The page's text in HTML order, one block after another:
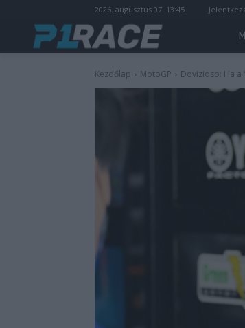
2026. augusztus 07. 13:45
Kezdőlap MotoGP Dovizioso: Ha a